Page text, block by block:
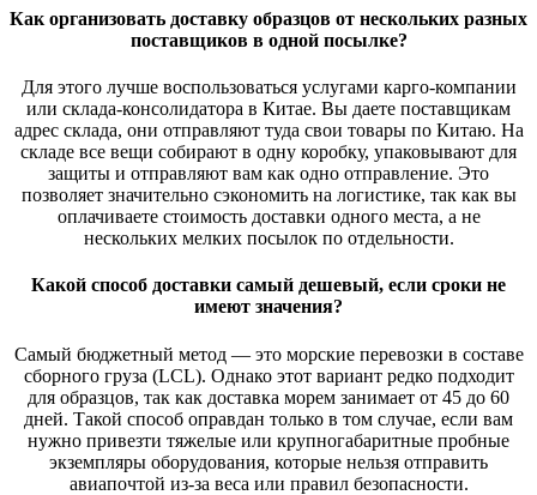
Как организовать доставку образцов от нескольких разных
поставщиков в одной посылке?
Для этого лучше воспользоваться услугами карго-компании
или склада-консолидатора в Китае. Вы даете поставщикам
адрес склада, они отправляют туда свои товары по Китаю. На
складе все вещи собирают в одну коробку, упаковывают для
защиты и отправляют вам как одно отправление. Это
позволяет значительно сэкономить на логистике, так как вы
оплачиваете стоимость доставки одного места, а не
нескольких мелких посылок по отдельности.
Какой способ доставки самый дешевый, если сроки не
имеют значения?
Самый бюджетный метод — это морские перевозки в составе
сборного груза (LCL). Однако этот вариант редко подходит
для образцов, так как доставка морем занимает от 45 до 60
дней. Такой способ оправдан только в том случае, если вам
нужно привезти тяжелые или крупногабаритные пробные
экземпляры оборудования, которые нельзя отправить
авиапочтой из-за веса или правил безопасности.